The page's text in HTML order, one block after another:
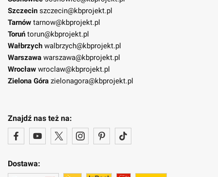
Szczecin szczecin@kbprojekt.pl
Tarnów tarnow@kbprojekt.pl
Toruń torun@kbprojekt.pl
Wałbrzych walbrzych@kbprojekt.pl
Warszawa warszawa@kbprojekt.pl
Wrocław wroclaw@kbprojekt.pl
Zielona Góra zielonagora@kbprojekt.pl
Znajdź nas też na:
Dostawa: